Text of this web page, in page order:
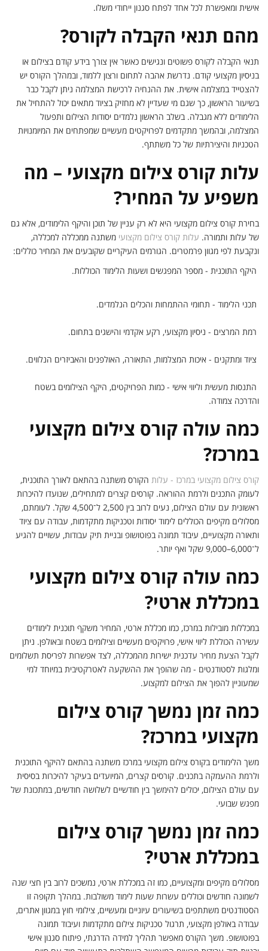
אישית ומאפשרת לכל אחד לפתח סגנון ייחודי משלו.
מהם תנאי הקבלה לקורס?
תנאי הקבלה לקורס פשוטים ונגישים כאשר אין צורך בידע קודם בצילום או
בניסיון מקצועי קודם. נדרשת אהבה לתחום ורצון ללמוד, ובמהלך הקורס יש
להצטייד במצלמה אישית. את ההנחיה לרכישת המצלמה ניתן לקבל כבר
בשיעור הראשון, כך שגם מי שעדיין לא מחזיק בציוד מתאים יכול להתחיל את
הלימודים ללא מגבלה. בשלב הראשון נלמדים יסודות הצילום ותפעול
המצלמה, ובהמשך מתקדמים לפרויקטים מעשיים שמפתחים את המיומנויות
הטכניות והיצירתיות של כל משתתף.
עלות קורס צילום מקצועי – מה
משפיע על המחיר?
בחירת קורס צילום מקצועי היא לא רק עניין של תוכן והיקף הלימודים, אלא גם
של עלות ותמורה. עלות קורס צילום מקצועי משתנה ממכללה למכללה,
ונקבעת לפי מגוון פרמטרים. הגורמים העיקריים שקובעים את המחיר כוללים:
היקף התוכנית - מספר המפגשים ושעות הלימוד הכוללות.
תכני הלימוד - תחומי ההתמחות והכלים הנלמדים.
רמת המרצים - ניסיון מקצועי, רקע אקדמי והישגים בתחום.
ציוד ומתקנים - איכות המצלמות, התאורה, האולפנים והאביזרים הנלווים.
התנסות מעשית וליווי אישי - כמות הפרויקטים, היקף הצילומים בשטח
והדרכה צמודה.
כמה עולה קורס צילום מקצועי
במרכז?
קורס צילום מקצועי במרכז - עלות הקורס משתנה בהתאם לאורך התוכנית,
לעומק התכנים ולרמת ההוראה. קורסים קצרים למתחילים, שנועדו להיכרות
ראשונית עם עולם הצילום, נעים לרוב בין 2,500 ל־4,500 שקל. לעומתם,
מסלולים מקיפים הכוללים לימוד יסודות וטכניקות מתקדמות, עבודה עם ציוד
ותאורה מקצועיים, עיבוד תמונה בפוטושופ ובניית תיק עבודות, עשויים להגיע
ל־6,000–9,000 שקל ואף יותר.
כמה עולה קורס צילום מקצועי
במכללת ארטי?
במכללות מובילות במרכז, כמו מכללת ארטי, המחיר משקף תוכנית לימודים
עשירה הכוללת ליווי אישי, פרויקטים מעשיים וצילומים בשטח ובאולפן. ניתן
לקבל הצעת מחיר עדכנית ישירות מהמכללה, לצד אפשרות לפריסת תשלומים
ומלגות לסטודנטים - מה שהופך את ההשקעה לאטרקטיבית במיוחד למי
שמעוניין להפוך את הצילום למקצוע.
כמה זמן נמשך קורס צילום
מקצועי במרכז?
משך הלימודים בקורס צילום מקצועי במרכז משתנה בהתאם להיקף התוכנית
ולרמת ההעמקה בתכנים. קורסים קצרים, המיועדים בעיקר להיכרות בסיסית
עם עולם הצילום, יכולים להימשך בין חודשיים לשלושה חודשים, במתכונת של
מפגש שבועי.
כמה זמן נמשך קורס צילום
במכללת ארטי?
מסלולים מקיפים ומקצועיים, כמו זה במכללת ארטי, נמשכים לרוב בין חצי שנה
לשמונה חודשים וכוללים עשרות שעות לימוד משולבות. במהלך תקופה זו
הסטודנטים משתתפים בשיעורים עיוניים ומעשיים, צילומי חוץ במגוון אתרים,
עבודה באולפן מקצועי, תרגול טכניקות צילום מתקדמות ועיבוד תמונה
בפוטושופ. משך הקורס מאפשר תהליך למידה הדרגתי, פיתוח סגנון אישי